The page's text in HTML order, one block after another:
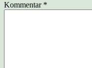
Kommentar *